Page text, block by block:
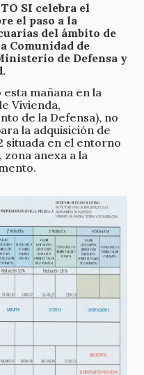
SI celebra el
el paso a la
del ámbito de
Comunidad de
de Defensa y
mañana en la
Vivienda,
de la Defensa), no
la adquisición de
situada en el entorno
anexa a la